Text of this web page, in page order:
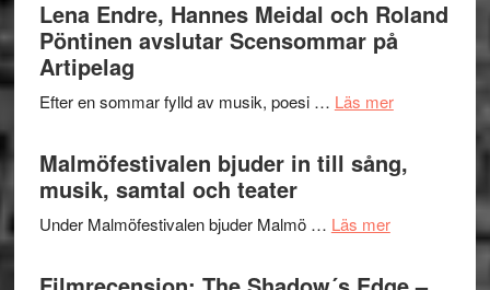
Delvis
bortom
terräng
–
Lena Endre, Hannes Meidal och Roland
Pöntinen avslutar Scensommar på
Artipelag
Efter en sommar fylld av musik, poesi … Läs merom
Hannes
Pöntinen
Malmöfestivalen bjuder in till sång,
musik, samtal och teater
Under Malmöfestivalen bjuder Malmö … Läs merom